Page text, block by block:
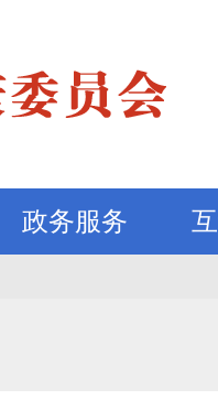
政务服务